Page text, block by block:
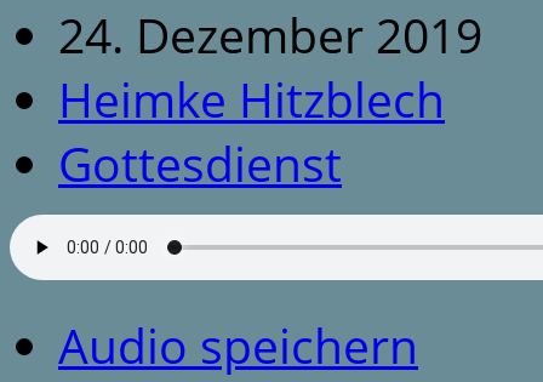
24. Dezember 2019
Heimke Hitzblech
Gottesdienst
Audio speichern